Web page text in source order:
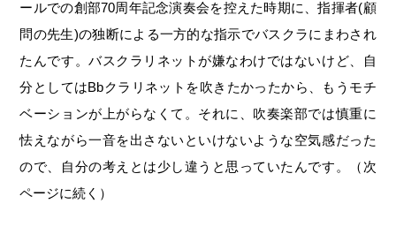
ールでの創部70周年記念演奏会を控えた時期に、指揮者(顧
問の先生)の独断による一方的な指示でバスクラにまわされ
たんです。バスクラリネットが嫌なわけではないけど、自
分としてはBbクラリネットを吹きたかったから、もうモチ
ベーションが上がらなくて。それに、吹奏楽部では慎重に
怯えながら一音を出さないといけないような空気感だった
ので、自分の考えとは少し違うと思っていたんです。（次
ページに続く）